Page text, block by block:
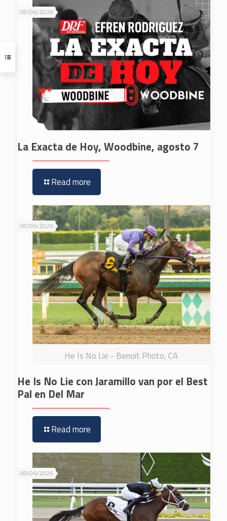
08/06/2026
La Exacta de Hoy, Woodbine, agosto 7
Read more
He Is No Lie - Benoit Photo, CA
08/06/2026
He Is No Lie con Jaramillo van por el Best
Pal en Del Mar
Read more
08/06/2026